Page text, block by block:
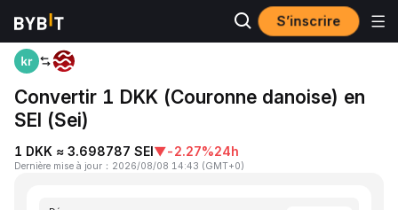
S’inscrire
Accueil
Convertir 1 DKK (Couronne danoise) en
SEI (Sei)
1 DKK ≈ 3.698787 SEI▼-2.27%24h
Dernière mise à jour ： 2026/08/08 14:43 (GMT+0)